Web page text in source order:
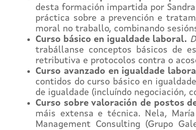
desta formación impartida por
práctica sobre a prevención e
moral no traballo, combinando
Curso básico en igualdade laboral.
trabállanse conceptos básicos de
retributiva e protocolos contra o
Curso avanzado en igualdade
contidos do curso básico en
de igualdade (incluíndo negociación,
Curso sobre valoración de postos
máis extensa e técnica. Nela,
Management Consulting (Grupo